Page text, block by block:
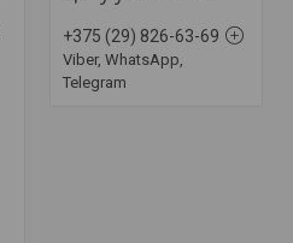
+375 (29) 826-63-69
Viber, WhatsApp,
Telegram